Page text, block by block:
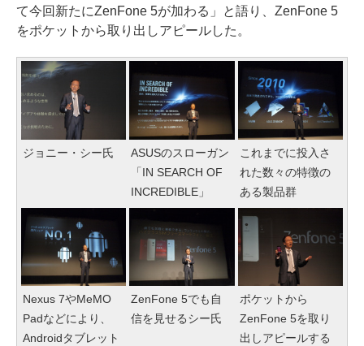
て今回新たにZenFone 5が加わる」と語り、ZenFone 5
をポケットから取り出しアピールした。
ジョニー・シー氏
ASUSのスローガン
「IN SEARCH OF
INCREDIBLE」
これまでに投入さ
れた数々の特徴の
ある製品群
Nexus 7やMeMO
Padなどにより、
Androidタブレット
ZenFone 5でも自
信を見せるシー氏
ポケットから
ZenFone 5を取り
出しアピールする